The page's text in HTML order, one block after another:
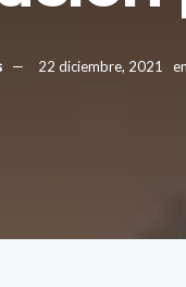
22 diciembre, 2021 en